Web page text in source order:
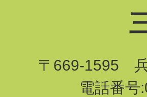
〒669-1595
電話番号